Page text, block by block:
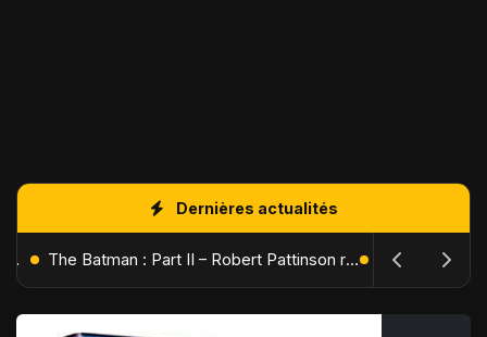
Dernières actualités
L'Âge de Glace : Le Réveil du Volcan – Manny, Sid et Diego de retour pour une aventure explosive The Batman : Part II – Robert Pattinson replonge dans les ténèbres de Gotham dès octobre 2027